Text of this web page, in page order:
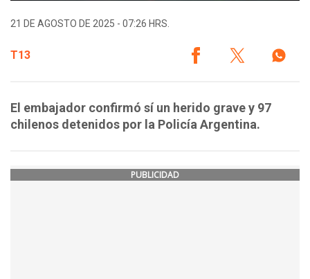
21 DE AGOSTO DE 2025 - 07:26 HRS.
T13
El embajador confirmó sí un herido grave y 97
chilenos detenidos por la Policía Argentina.
PUBLICIDAD